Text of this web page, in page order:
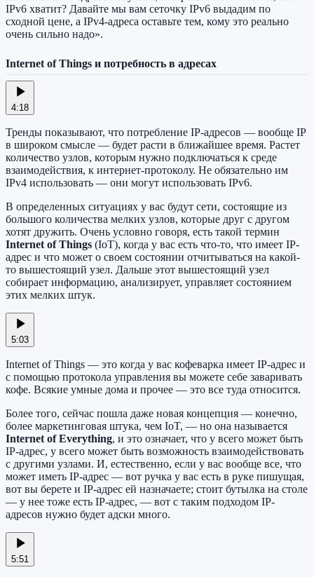
IPv6 хватит? Давайте мы вам сеточку IPv6 выдадим по
сходной цене, а IPv4-адреса оставьте тем, кому это реально
очень сильно надо».
Internet of Things и потребность в адресах
4:18
Тренды показывают, что потребление IP-адресов — вообще IP
в широком смысле — будет расти в ближайшее время. Растет
количество узлов, которым нужно подключаться к среде
взаимодействия, к интернет-протоколу. Не обязательно им
IPv4 использовать — они могут использовать IPv6.
В определенных ситуациях у вас будут сети, состоящие из
большого количества мелких узлов, которые друг с другом
хотят дружить. Очень условно говоря, есть такой термин
Internet of Things (IoT), когда у вас есть что-то, что имеет IP-
адрес и что может о своем состоянии отчитываться на какой-
то вышестоящий узел. Дальше этот вышестоящий узел
собирает информацию, анализирует, управляет состоянием
этих мелких штук.
5:03
Internet of Things — это когда у вас кофеварка имеет IP-адрес и
с помощью протокола управления вы можете себе заваривать
кофе. Всякие умные дома и прочее — это все туда относится.
Более того, сейчас пошла даже новая концепция — конечно,
более маркетинговая штука, чем IoT, — но она называется
Internet of Everything, и это означает, что у всего может быть
IP-адрес, у всего может быть возможность взаимодействовать
с другими узлами. И, естественно, если у вас вообще все, что
может иметь IP-адрес — вот ручка у вас есть в руке пишущая,
вот вы берете и IP-адрес ей назначаете; стоит бутылка на столе
— у нее тоже есть IP-адрес, — вот с таким подходом IP-
адресов нужно будет адски много.
5:51